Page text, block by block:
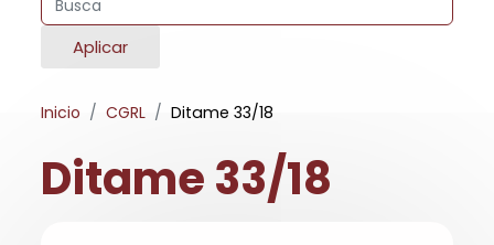
Aplicar
Inicio CGRL Ditame 33/18
Ditame 33/18